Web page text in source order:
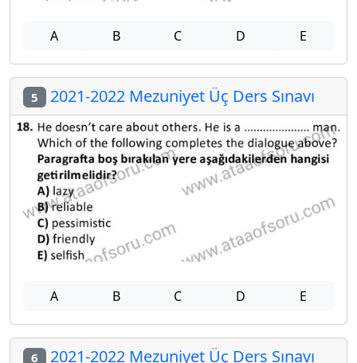
A B C D E
5 2021-2022 Mezuniyet Üç Ders Sınavı
A B C D E
6 2021-2022 Mezuniyet Üç Ders Sınavı